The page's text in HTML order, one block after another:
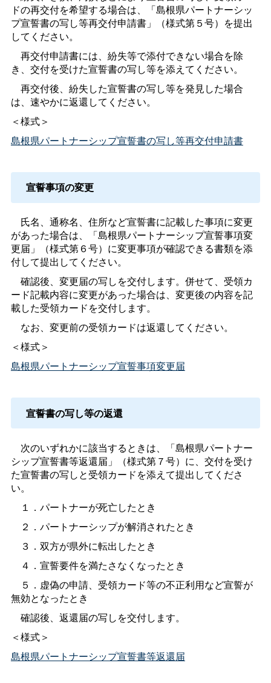
ドの再交付を希望する場合は、「島根県パートナーシッ
プ宣誓書の写し等再交付申請書」（様式第５号）を提出
してください。
再交付申請書には、紛失等で添付できない場合を除
き、交付を受けた宣誓書の写し等を添えてください。
再交付後、紛失した宣誓書の写し等を発見した場合
は、速やかに返還してください。
＜様式＞
島根県パートナーシップ宣誓書の写し等再交付申請書
宣誓事項の変更
氏名、通称名、住所など宣誓書に記載した事項に変更
があった場合は、「島根県パートナーシップ宣誓事項変
更届」（様式第６号）に変更事項が確認できる書類を添
付して提出してください。
確認後、変更届の写しを交付します。併せて、受領カ
ード記載内容に変更があった場合は、変更後の内容を記
載した受領カードを交付します。
なお、変更前の受領カードは返還してください。
＜様式＞
島根県パートナーシップ宣誓事項変更届
宣誓書の写し等の返還
次のいずれかに該当するときは、「島根県パートナー
シップ宣誓書等返還届」（様式第７号）に、交付を受け
た宣誓書の写しと受領カードを添えて提出してくださ
い。
１．パートナーが死亡したとき
２．パートナーシップが解消されたとき
３．双方が県外に転出したとき
４．宣誓要件を満たさなくなったとき
５．虚偽の申請、受領カード等の不正利用など宣誓が
無効となったとき
確認後、返還届の写しを交付します。
＜様式＞
島根県パートナーシップ宣誓書等返還届